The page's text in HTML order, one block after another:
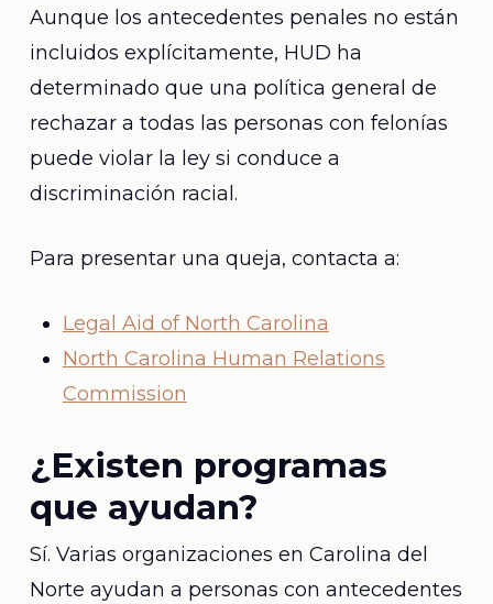
Aunque los antecedentes penales no están
incluidos explícitamente, HUD ha
determinado que una política general de
rechazar a todas las personas con felonías
puede violar la ley si conduce a
discriminación racial.
Para presentar una queja, contacta a:
Legal Aid of North Carolina
North Carolina Human Relations
Commission
¿Existen programas
que ayudan?
Sí. Varias organizaciones en Carolina del
Norte ayudan a personas con antecedentes